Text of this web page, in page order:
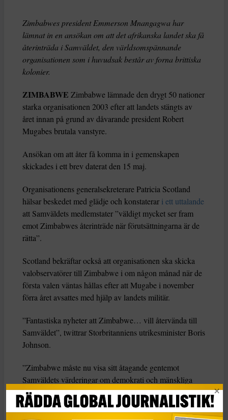
Zimbabwes president Emmerson Mnangagwa har
lämnat in en ansökan om att det afrikanska landet ska få
återinträda i Samväldet, den världsomspännande
organisationen som i huvudsak består av forna brittiska
kolonier.
ZIMBABWE Zimbabwe lämnade den drygt 50 nationer
starka organisationen 2003 efter att landets stängts av
året innan på grund av dåvarande president Robert
Mugabes brutala vanstyre.
Ansökan om att åter få komma in i gemenskapen
skickades i ett brev daterat den 15 maj.
Organisationens generalsekreterare Patricia Scotland
hälsar beskedet med glädje och konstaterar i ett uttalande
att Samväldets medlemstater ”väldigt mycket ser fram
emot Zimbabwes återinträde när förutsättningarna är de
rätta”.
Scotland bekräftar också att organisationen ska skicka
valobservatörer till Zimbabwe i om någon månad när de
första valen väntas hållas efter att Mugabe i november
förra året avsattes med hjälp av landets militär.
”Fantastiska nyheter att Zimbabwe… vill återvända till
Samväldet”, twittrar Storbritanniens utrikesminister Boris
Johnson.
”Zimbabwe måste nu visa sitt åtagande gentemot
Samväldets värderingar om demokrati och mänskliga
rättigheter” fortsätter Johnson